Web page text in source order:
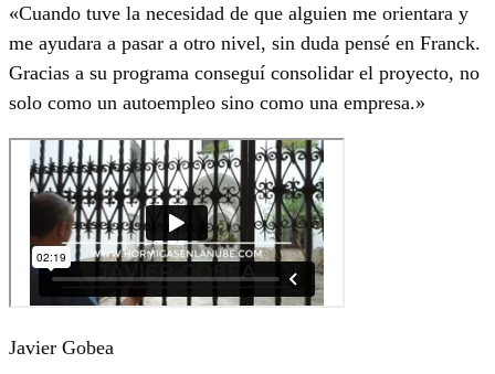
«Cuando tuve la necesidad de que alguien me orientara y
me ayudara a pasar a otro nivel, sin duda pensé en Franck.
Gracias a su programa conseguí consolidar el proyecto, no
solo como un autoempleo sino como una empresa.»
Javier Gobea